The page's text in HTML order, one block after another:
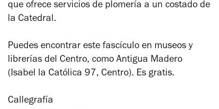
que ofrece servicios de plomería a un costado de
la Catedral.
Puedes encontrar este fascículo en museos y
librerías del Centro, como Antigua Madero
(Isabel la Católica 97, Centro). Es gratis.
Callegrafía